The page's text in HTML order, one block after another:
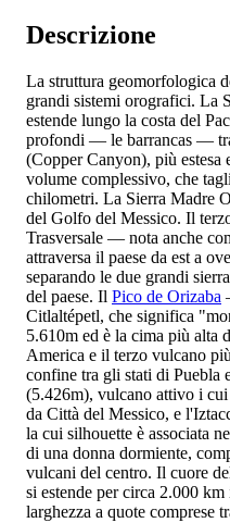
Descrizione
La struttura geomorfologica
grandi sistemi orografici. La
estende lungo la costa del
profondi — le barrancas —
(Copper Canyon), più
volume complessivo, che
chilometri. La Sierra Madre
del Golfo del Messico. Il
Trasversale — nota anche
attraversa il paese da est a
separando le due grandi
del paese. Il Pico de Orizaba
Citlaltépetl, che significa
5.610m ed è la cima più alta
America e il terzo vulcano
confine tra gli stati di Puebla
(5.426m), vulcano attivo i
da Città del Messico, e
la cui silhouette è associata
di una donna dormiente,
vulcani del centro. Il cuore
si estende per circa 2.000
larghezza a quote comprese